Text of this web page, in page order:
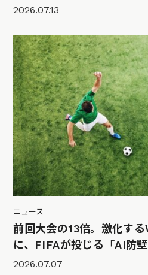
2026.07.13
ニュース
前回大会の13倍。激化す
に、FIFAが投じる「AI防
2026.07.07